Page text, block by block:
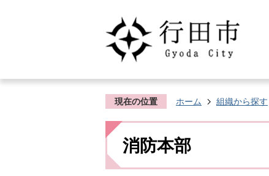
現在の位置 ホーム 組織から探す
消防本部